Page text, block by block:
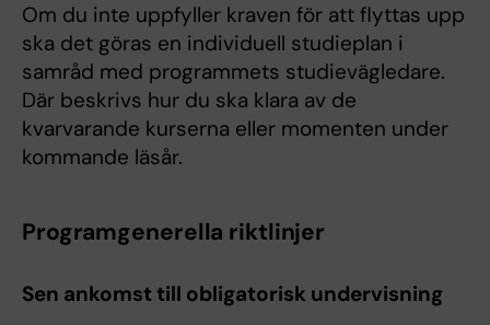
Om du inte uppfyller kraven för att flyttas upp
ska det göras en individuell studieplan i
samråd med programmets studievägledare.
Där beskrivs hur du ska klara av de
kvarvarande kurserna eller momenten under
kommande läsår.
Programgenerella riktlinjer
Sen ankomst till obligatorisk undervisning